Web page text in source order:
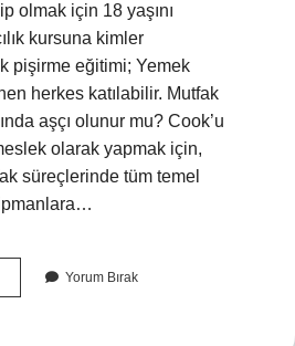
olmak için 18 yaşını
kursuna kimler
pişirme eğitimi; Yemek
herkes katılabilir. Mutfak
aşçı olunur mu? Cook’u
olarak yapmak için,
süreçlerinde tüm temel
Yorum Bırak